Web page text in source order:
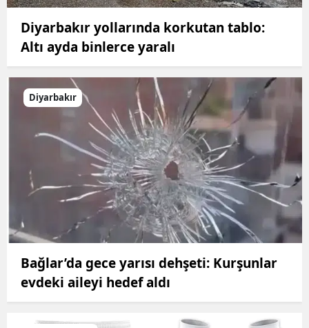
Diyarbakır yollarında korkutan tablo:
Altı ayda binlerce yaralı
Diyarbakır
Bağlar’da gece yarısı dehşeti: Kurşunlar
evdeki aileyi hedef aldı